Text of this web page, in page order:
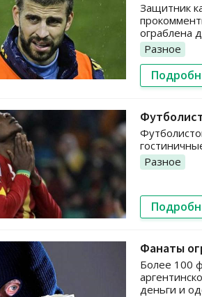
Защитник
ограблена
Разное
Разное
Фанаты
Более 100
деньги и